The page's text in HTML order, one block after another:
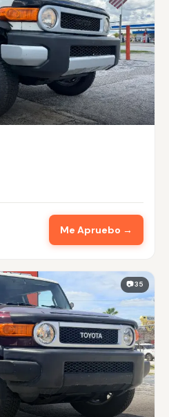
Me Apruebo →
📷 35